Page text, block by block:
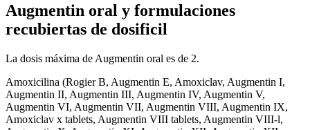
Augmentin oral y formulaciones
recubiertas de dosificil
La dosis máxima de Augmentin oral es de 2.
Amoxicilina (Rogier B, Augmentin E, Amoxiclav, Augmentin I,
Augmentin II, Augmentin III, Augmentin IV, Augmentin V,
Augmentin VI, Augmentin VII, Augmentin VIII, Augmentin IX,
Amoxiclav x tablets, Augmentin VIII tablets, Augmentin VIII-l,